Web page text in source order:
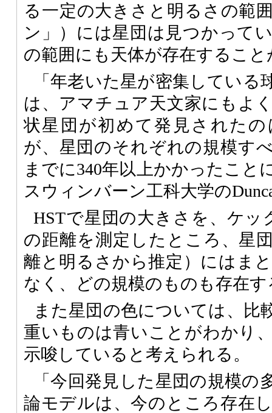
る一定の大きさと明るさの範
ン」）には星団は見つかって
の範囲にも天体が存在するこ
「年老いた星が密集している
は、アマチュア天文家にもよ
状星団が初めて発見されたの
が、星団のそれぞれの規模す
までに340年以上かかったこと
スウィンバーン工科大学の
HSTで星団の大きさを、ケッ
の距離を測定したところ、星
離と明るさから推定）にはま
なく、どの規模のものも存在
また星団の色については、比
重いものは青いことがわかり
示唆していると考えられる。
「今回発見した星団の規模の
論モデルは、今のところ存在